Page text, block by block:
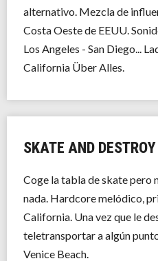
alternativo. Mezcla de
Costa Oeste de EEUU.
Los Angeles - San Diego...
California Über Alles.
SKATE AND DESTROY
Coge la tabla de skate pero
nada. Hardcore melódico,
California. Una vez que le
teletransportar a algún
Venice Beach.